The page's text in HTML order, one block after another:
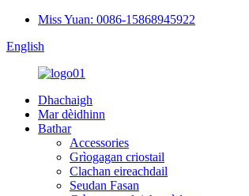
Miss Yuan: 0086-15868945922
English
Dhachaigh
Mar dèidhinn
Bathar
Accessories
Grìogagan criostail
Clachan eireachdail
Seudan Fasan